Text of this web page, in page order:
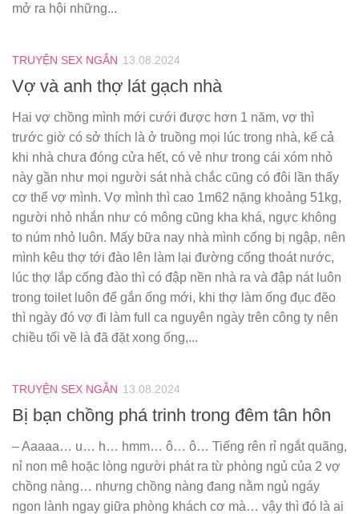
mở ra hội những...
TRUYỆN SEX NGẮN 13.08.2024
Vợ và anh thợ lát gạch nhà
Hai vợ chồng mình mới cưới được hơn 1 năm, vợ thì
trước giờ có sở thích là ở truồng mọi lúc trong nhà, kể cả
khi nhà chưa đóng cửa hết, có vẻ như trong cái xóm nhỏ
này gần như mọi người sát nhà chắc cũng có đôi lần thấy
cơ thể vợ mình. Vợ mình thì cao 1m62 nặng khoảng 51kg,
người nhỏ nhắn như có mông cũng kha khá, ngực không
to núm nhỏ luôn. Mấy bữa nay nhà mình cống bị ngập, nên
mình kêu thợ tới đào lên làm lại đường cống thoát nước,
lúc thợ lắp cống đào thì có đập nền nhà ra và đập nát luôn
trong toilet luôn để gắn ống mới, khi thợ làm ống đục đẽo
thì ngày đó vợ đi làm full ca nguyên ngày trên công ty nên
chiều tối về là đã đặt xong ống,...
TRUYỆN SEX NGẮN 13.08.2024
Bị bạn chồng phá trinh trong đêm tân hôn
– Aaaaa… u… h… hmm… ô… ô… Tiếng rên rỉ ngắt quãng,
nỉ non mê hoặc lòng người phát ra từ phòng ngủ của 2 vợ
chồng nàng… nhưng chồng nàng đang nằm ngủ ngáy
ngon lành ngay giữa phòng khách cơ mà… vậy thì đó là ai